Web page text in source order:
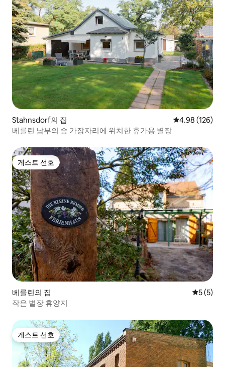
Stahnsdorf의 집 평점 4.98점(5
4.98 (126)
베를린 남부의 숲 가장자리에 위치한 휴가용 별장
게스트 선호
게스트 선호
베를린의 집 평점 5점
5 (5)
작은 별장 휴양지
게스트 선호
게스트 선호